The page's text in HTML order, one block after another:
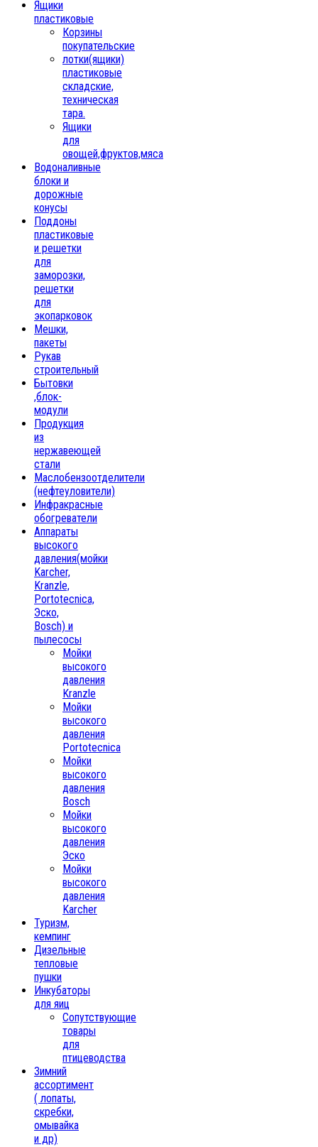
Ящики
пластиковые
Корзины
покупательские
лотки(ящики)
пластиковые
складские,
техническая
тара.
Ящики
для
овощей,фруктов,мяса
Водоналивные
блоки и
дорожные
конусы
Поддоны
пластиковые
и решетки
для
заморозки,
решетки
для
экопарковок
Мешки,
пакеты
Рукав
строительный
Бытовки
,блок-
модули
Продукция
из
нержавеющей
стали
Маслобензоотделители
(нефтеуловители)
Инфракрасные
обогреватели
Аппараты
высокого
давления(мойки
Karcher,
Kranzle,
Portotecnica,
Эско,
Bosch) и
пылесосы
Мойки
высокого
давления
Kranzle
Мойки
высокого
давления
Portotecnica
Мойки
высокого
давления
Bosch
Мойки
высокого
давления
Эско
Мойки
высокого
давления
Karcher
Туризм,
кемпинг
Дизельные
тепловые
пушки
Инкубаторы
для яиц
Сопутствующие
товары
для
птицеводства
Зимний
ассортимент
( лопаты,
скребки,
омывайка
и др)